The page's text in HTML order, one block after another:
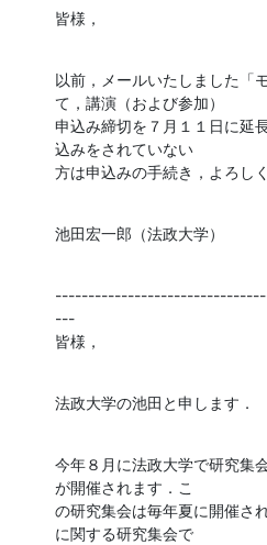
皆様，
以前，メールいたしました「
て，講演（および参加）
申込み締切を７月１１日に延
込みをされていない
方は申込みの手続き，よろし
池田宏一郎（法政大学）
---
皆様，
法政大学の池田と申します．
今年８月に法政大学で研究集
が開催されます．こ
の研究集会は毎年夏に開催さ
に関する研究集会で